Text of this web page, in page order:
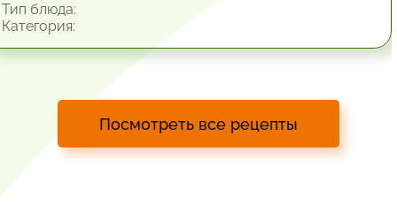
блюда:
Посмотреть все рецепты